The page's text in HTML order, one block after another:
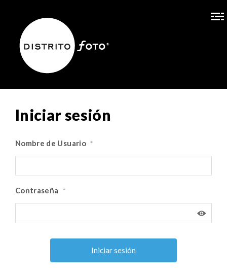
Iniciar sesión
Nombre de Usuario *
Contraseña *